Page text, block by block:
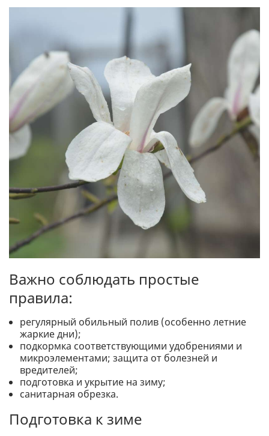
Важно соблюдать простые
правила:
регулярный обильный полив (особенно летние
жаркие дни);
подкормка соответствующими удобрениями и
микроэлементами; защита от болезней и
вредителей;
подготовка и укрытие на зиму;
санитарная обрезка.
Подготовка к зиме